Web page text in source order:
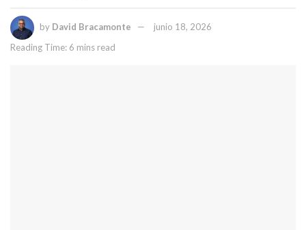
by David Bracamonte
junio 18, 2026
Reading Time: 6 mins read